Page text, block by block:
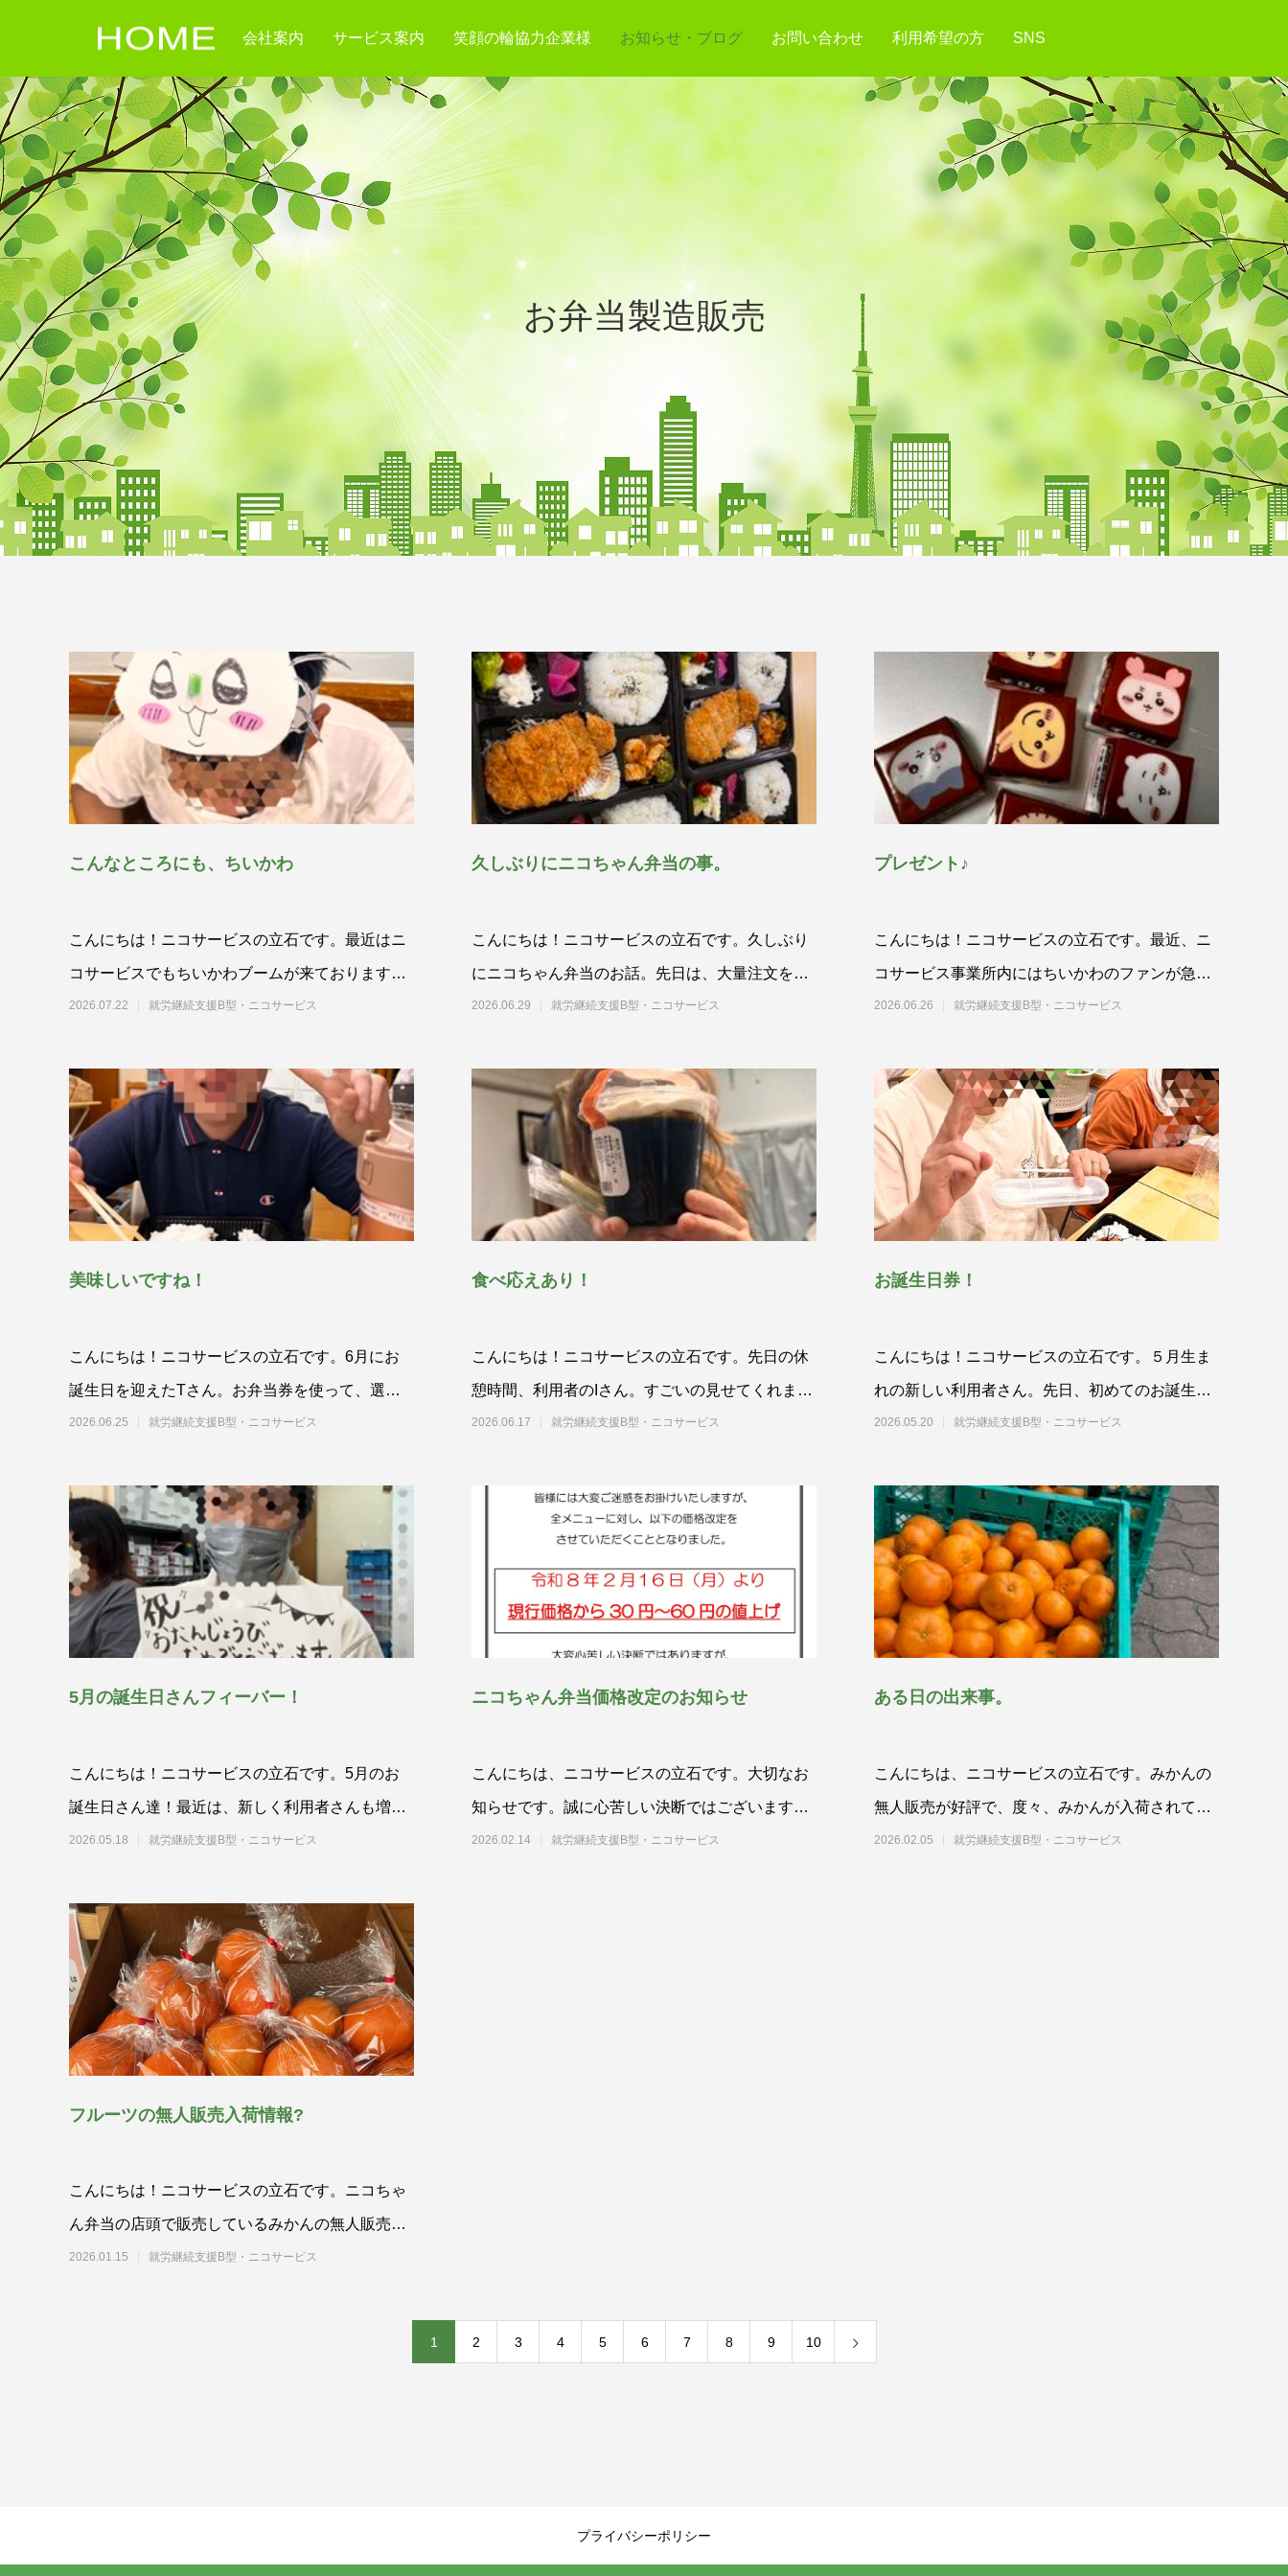
会社案内 サービス案内 笑顔の輪協力企業様 お知らせ・ブログ お問い合わせ 利用希望の方 SNS
お弁当製造販売
こんなところにも、ちいかわ
こんにちは！ニコサービスの立石です。最近はニ
コサービスでもちいかわブームが来ております
(^O^)／ ハチ割れていない
2026.07.22 就労継続支援B型・ニコサービス
久しぶりにニコちゃん弁当の事。
こんにちは！ニコサービスの立石です。久しぶり
にニコちゃん弁当のお話。先日は、大量注文を城
東郵便局様から頂きました。大量注文は度々
2026.06.29 就労継続支援B型・ニコサービス
プレゼント♪
こんにちは！ニコサービスの立石です。最近、ニ
コサービス事業所内にはちいかわのファンが急増
中ちいかわファンの1人、Mさんから職
2026.06.26 就労継続支援B型・ニコサービス
美味しいですね！
こんにちは！ニコサービスの立石です。6月にお
誕生日を迎えたTさん。お弁当券を使って、選ん
だのは？からあげ甘酢弁当
2026.06.25 就労継続支援B型・ニコサービス
食べ応えあり！
こんにちは！ニコサービスの立石です。先日の休
憩時間、利用者のIさん。すごいの見せてくれまし
た('Д')顔よりでっかい
2026.06.17 就労継続支援B型・ニコサービス
お誕生日券！
こんにちは！ニコサービスの立石です。５月生ま
れの新しい利用者さん。先日、初めてのお誕生日
券を使い、ニコちゃん弁当を食べてくれまし
2026.05.20 就労継続支援B型・ニコサービス
5月の誕生日さんフィーバー！
こんにちは！ニコサービスの立石です。5月のお
誕生日さん達！最近は、新しく利用者さんも増え
まして、実は5月生まれさんが2名増！
2026.05.18 就労継続支援B型・ニコサービス
ニコちゃん弁当価格改定のお知らせ
こんにちは、ニコサービスの立石です。大切なお
知らせです。誠に心苦しい決断ではございます
が、今後も変わらぬ美味しさと変わら
2026.02.14 就労継続支援B型・ニコサービス
ある日の出来事。
こんにちは、ニコサービスの立石です。みかんの
無人販売が好評で、度々、みかんが入荷されてい
ます(*^^*)みかんが届くと、事業所内
2026.02.05 就労継続支援B型・ニコサービス
フルーツの無人販売入荷情報?
こんにちは！ニコサービスの立石です。ニコちゃ
ん弁当の店頭で販売しているみかんの無人販売。
最近は、柿や有田みかんが並んでいたのです
2026.01.15 就労継続支援B型・ニコサービス
1 2 3 4 5 6 7 8 9 10
プライバシーポリシー